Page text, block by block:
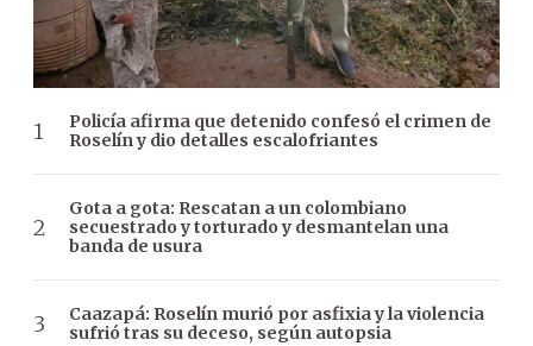
Policía afirma que detenido confesó el crimen de
Roselín y dio detalles escalofriantes
Gota a gota: Rescatan a un colombiano
secuestrado y torturado y desmantelan una
banda de usura
Caazapá: Roselín murió por asfixia y la violencia
sufrió tras su deceso, según autopsia